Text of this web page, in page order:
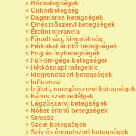
» Bőrbetegségek
» Cukorbetegség
» Daganatos betegségek
» Emésztőszervi betegségek
» Ételintolerancia
» Fáradtság, kimerültség
» Férfiakat érintő betegségek
» Fog és ínybetegségek
» Fül-orr-gége betegségei
» Hétköznapi mérgeink
» Idegrendszeri betegségek
» Influenza
» Ízületi, mozgásszervi betegségek
» Káros szenvedélyek
» Légzőszervi betegségek
» Nőket érintő betegségek
» Stressz
» Szem betegségek
» Szív és érrendszeri betegségek